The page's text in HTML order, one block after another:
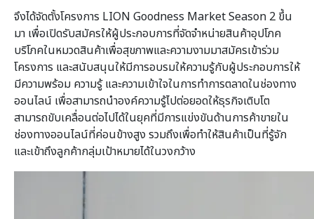
จึงได้จัดตั้งโครงการ LION Goodness Market Season 2 ขึ้น
มา เพื่อเปิดรับสมัครให้ผู้ประกอบการที่จัดจำหน่ายสินค้าอุปโภค
บริโภคในหมวดสินค้าเพื่อสุขภาพและความงามมาสมัครเข้าร่วม
โครงการ และสนับสนุนให้มีการอบรมให้ความรู้กับผู้ประกอบการให้
มีความพร้อม ความรู้ และความเข้าใจในการทำการตลาดในช่องทาง
ออนไลน์ เพื่อสามารถนำองค์ความรู้ไปต่อยอดให้ธุรกิจเติบโต
สามารถขับเคลื่อนต่อไปได้ในยุคที่มีการแข่งขันด้านการค้าขายใน
ช่องทางออนไลน์ที่ค่อนข้างสูง รวมถึงเพื่อทำให้สินค้าเป็นที่รู้จัก
และเข้าถึงลูกค้ากลุ่มเป้าหมายได้ในวงกว้าง